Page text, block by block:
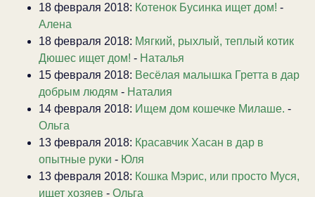
18 февраля 2018: Котенок Бусинка ищет дом! -
Алена
18 февраля 2018: Мягкий, рыхлый, теплый котик
Дюшес ищет дом! - Наталья
15 февраля 2018: Весёлая малышка Гретта в дар
добрым людям - Наталия
14 февраля 2018: Ищем дом кошечке Милаше. -
Ольга
13 февраля 2018: Красавчик Хасан в дар в
опытные руки - Юля
13 февраля 2018: Кошка Мэрис, или просто Муся,
ищет хозяев - Ольга